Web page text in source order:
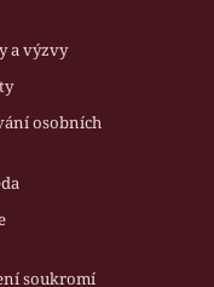
a výzvy
osobních
soukromí